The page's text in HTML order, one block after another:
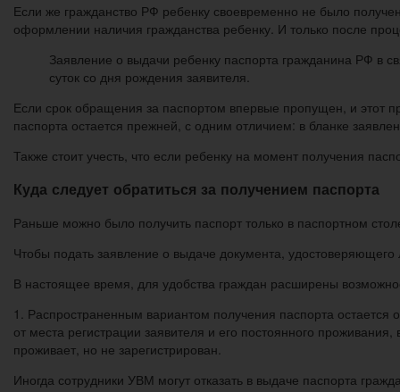
Если же гражданство РФ ребенку своевременно не было
оформлении наличия гражданства ребенку. И только после
Заявление о выдачи ребенку паспорта гражданина РФ в
суток со дня рождения заявителя.
Если срок обращения за паспортом впервые пропущен, и этот
паспорта остается прежней, с одним отличием: в бланке
Также стоит учесть, что если ребенку на момент получения
Куда следует обратиться за получением паспорта
Раньше можно было получить паспорт только в паспортном
Чтобы подать заявление о выдаче документа,
В настоящее время, для удобства граждан расширены
1. Распространенным вариантом получения паспорта
от места регистрации заявителя и его постоянного
проживает, но не зарегистрирован.
Иногда сотрудники УВМ могут отказать в выдаче паспорта